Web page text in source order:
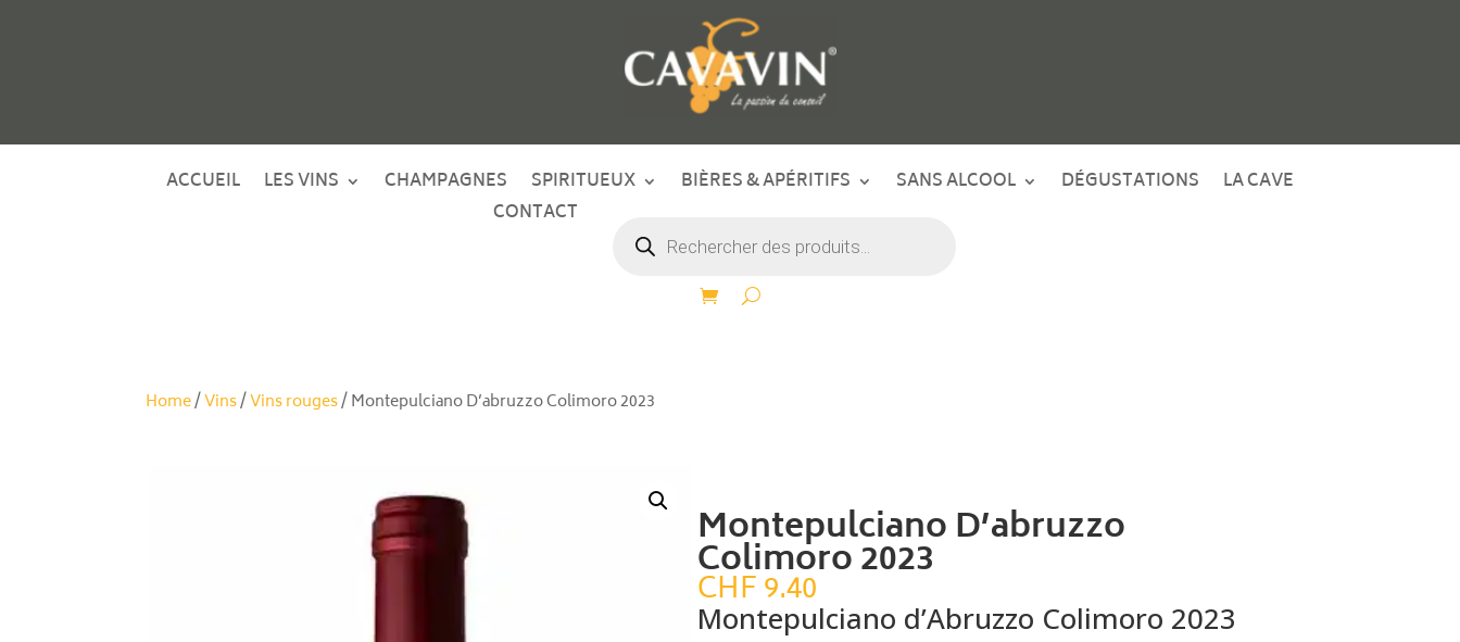
ACCUEIL LES VINS CHAMPAGNES SPIRITUEUX BIÈRES & APÉRITIFS SANS ALCOOL DÉGUSTATIONS
LA CAVE
CONTACT
produits
Home/Vins/Vins rouges/ Montepulciano D’abruzzo Colimoro 2023
Montepulciano D’abruzzo
Colimoro 2023
CHF9.40
Montepulciano d’Abruzzo Colimoro 2023